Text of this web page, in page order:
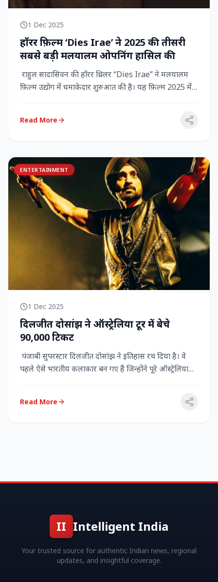
1 Dec 2025
हॉरर फ़िल्म ‘Dies Irae’ ने 2025 की तीसरी
सबसे बड़ी मलयालम ओपनिंग हासिल की
राहुल सादासिवन की हॉरर थ्रिलर “Dies Irae” ने मलयालम
फ़िल्म उद्योग में धमाकेदार शुरुआत की है। यह फ़िल्म 2025 में
Read More
ENTERTAINMENT
1 Dec 2025
दिलजीत दोसांझ ने ऑस्ट्रेलिया टूर में बेचे
90,000 टिकट
पंजाबी सुपरस्टार दिलजीत दोसांझ ने इतिहास रच दिया है। वे
पहले ऐसे भारतीय कलाकार बन गए हैं जिन्होंने पूरे ऑस्ट्रेलिया
Read More
II Intelligent India
Your trusted source for authentic Indian news, regional
updates, and insightful coverage.